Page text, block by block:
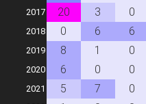
2017 20 3 0
2018 0 6 6
2019 8 1 0
2020 6 0 0
2021 5 7 0